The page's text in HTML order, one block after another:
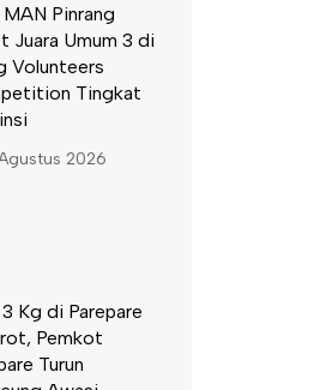
Pinrang
Juara Umum 3 di
Volunteers
Tingkat
2026
Kg di Parepare
Pemkot
Turun